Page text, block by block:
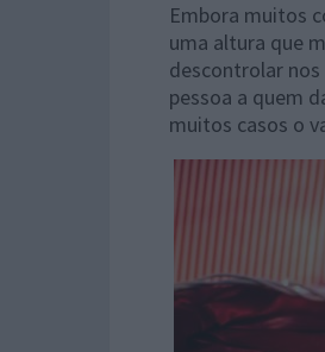
Embora muitos
uma altura que
descontrolar
pessoa a quem
muitos casos o